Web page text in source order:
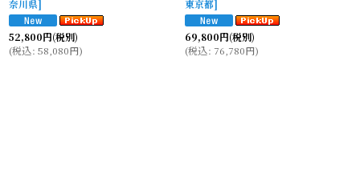
奈川県]
52,800円(税別)
(税込: 58,080円)
東京都]
69,800円(税別)
(税込: 76,780円)